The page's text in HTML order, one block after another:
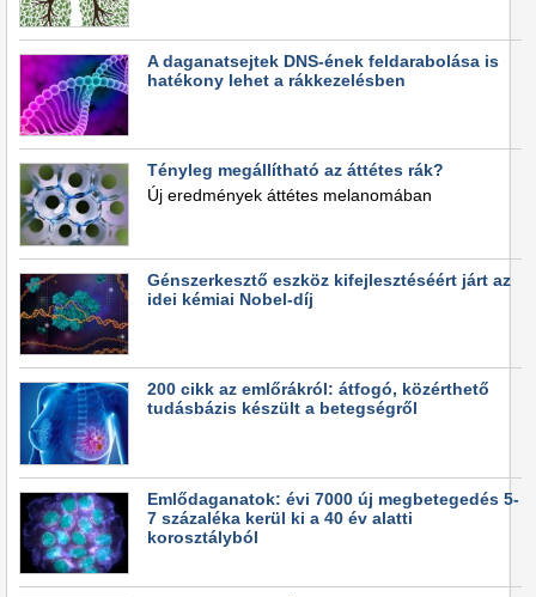
A daganatsejtek DNS-ének feldarabolása is
hatékony lehet a rákkezelésben
Tényleg megállítható az áttétes rák?
Új eredmények áttétes melanomában
Génszerkesztő eszköz kifejlesztéséért járt az
idei kémiai Nobel-díj
200 cikk az emlőrákról: átfogó, közérthető
tudásbázis készült a betegségről
Emlődaganatok: évi 7000 új megbetegedés 5-
7 százaléka kerül ki a 40 év alatti
korosztályból